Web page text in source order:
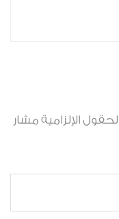
الإلزامية مشار